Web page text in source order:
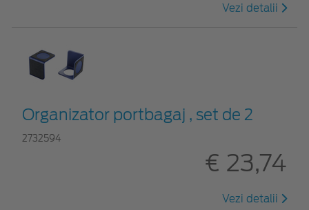
Vezi detalii
Organizator portbagaj , set de 2
2732594
€ 23,74
Vezi detalii